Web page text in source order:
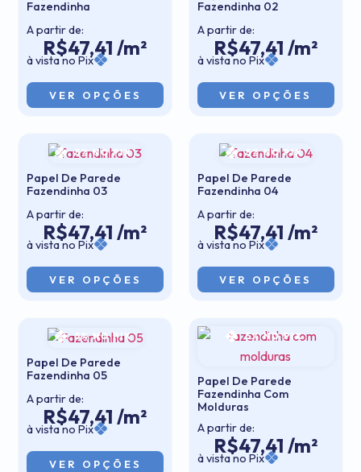
Fazendinha
A partir de:
R$47,41 /m²
à vista no Pix
VER OPÇÕES
Fazendinha 02
A partir de:
R$47,41 /m²
à vista no Pix
VER OPÇÕES
5% NO PIX
Papel De Parede
Fazendinha 03
A partir de:
R$47,41 /m²
à vista no Pix
VER OPÇÕES
5% NO PIX
Papel De Parede
Fazendinha 04
A partir de:
R$47,41 /m²
à vista no Pix
VER OPÇÕES
5% NO PIX
Papel De Parede
Fazendinha 05
A partir de:
R$47,41 /m²
à vista no Pix
VER OPÇÕES
5% NO PIX
Papel De Parede
Fazendinha Com
Molduras
A partir de:
R$47,41 /m²
à vista no Pix